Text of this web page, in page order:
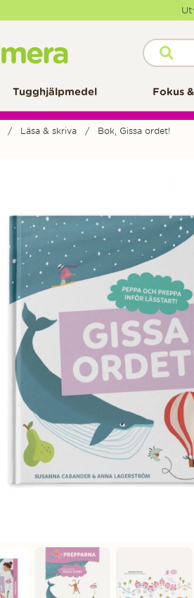
Tugghjälpmedel Fokus
Läsa & skriva Bok, Gissa ordet!